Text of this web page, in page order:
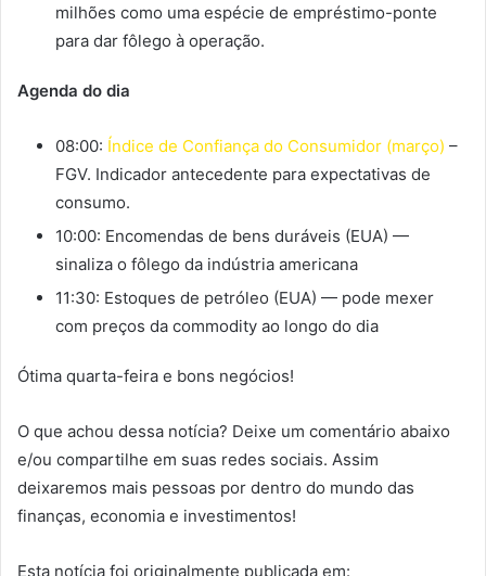
milhões como uma espécie de empréstimo-ponte
para dar fôlego à operação.
Agenda do dia
08:00: Índice de Confiança do Consumidor (março) –
FGV. Indicador antecedente para expectativas de
consumo.
10:00: Encomendas de bens duráveis (EUA) —
sinaliza o fôlego da indústria americana
11:30: Estoques de petróleo (EUA) — pode mexer
com preços da commodity ao longo do dia
Ótima quarta-feira e bons negócios!
O que achou dessa notícia? Deixe um comentário abaixo
e/ou compartilhe em suas redes sociais. Assim
deixaremos mais pessoas por dentro do mundo das
finanças, economia e investimentos!
Esta notícia foi originalmente publicada em: